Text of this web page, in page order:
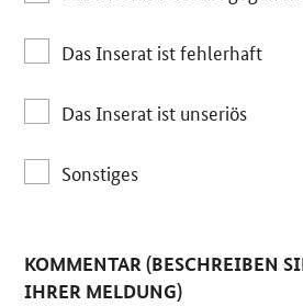
Das Inserat ist fehlerhaft
Das Inserat ist unseriös
Sonstiges
KOMMENTAR (BESCHREIBEN
IHRER MELDUNG)